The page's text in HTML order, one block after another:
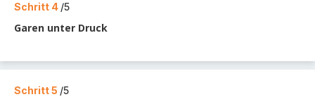
Schritt 4 /5
Garen unter Druck
Schritt 5 /5